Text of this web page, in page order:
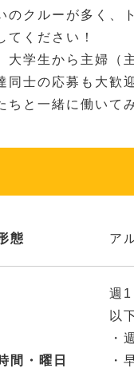
のクルーが多く、
てください！
大学生から主婦（
同士の応募も大歓
ちと一緒に働いて
態 ア
間・曜日
週1
以
・
・